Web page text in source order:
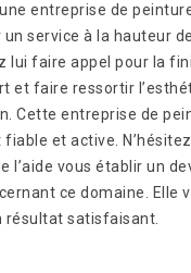
entreprise de
service à la hauteur
lui faire appel pour la
et faire ressortir
Cette entreprise de
et active.
l’aide vous établir un
ce domaine. Elle
résultat satisfaisant.